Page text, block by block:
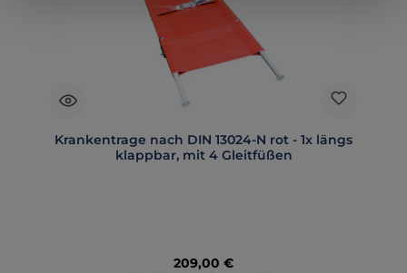
Krankentrage nach DIN 13024-N rot - 1x längs
klappbar, mit 4 Gleitfüßen
Regulärer Preis:
209,00 €